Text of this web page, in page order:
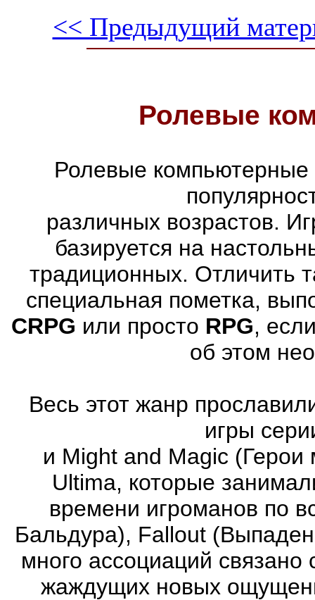
<< Предыдущий
Ролевые
Ролевые компьютерные
различных возрастов.
базируется на
традиционных. Отличить
специальная пометка,
CRPG или просто RPG,
об этом
Весь этот жанр
игры
и Might and Magic
Ultima, которые
времени игроманов по
Бальдура), Fallout
много ассоциаций
жаждущих новых